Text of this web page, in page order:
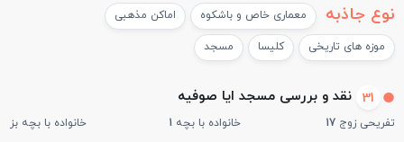
نوع جاذبه معماری خاص و باشکوه اماکن مذهبی
موزه های تاریخی کلیسا مسجد
31 نقد و بررسی مسجد ایا صوفیه
تفریحی زوج 17 خانواده با بچه 1 خانواده با بچه